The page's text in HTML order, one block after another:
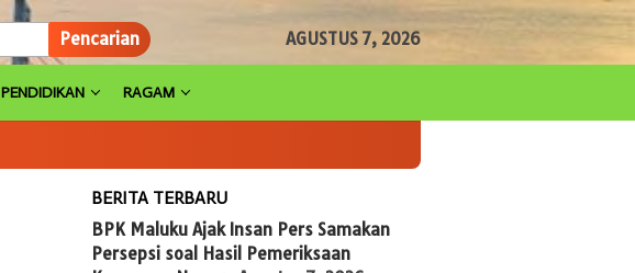
Pencarian AGUSTUS 7, 2026
PENDIDIKAN RAGAM
BERITA TERBARU
BPK Maluku Ajak Insan Pers Samakan
Persepsi soal Hasil Pemeriksaan